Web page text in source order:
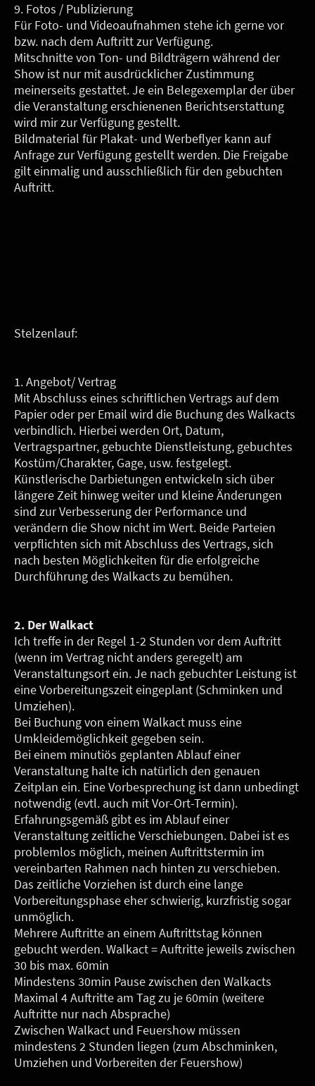
9. Fotos / Publizierung
Für Foto- und Videoaufnahmen stehe ich gerne vor
bzw. nach dem Auftritt zur Verfügung.
Mitschnitte von Ton- und Bildträgern während der
Show ist nur mit ausdrücklicher Zustimmung
meinerseits gestattet. Je ein Belegexemplar der über
die Veranstaltung erschienenen Berichtserstattung
wird mir zur Verfügung gestellt.
Bildmaterial für Plakat- und Werbeflyer kann auf
Anfrage zur Verfügung gestellt werden. Die Freigabe
gilt einmalig und ausschließlich für den gebuchten
Auftritt.
Stelzenlauf:
1. Angebot/ Vertrag
Mit Abschluss eines schriftlichen Vertrags auf dem
Papier oder per Email wird die Buchung des Walkacts
verbindlich. Hierbei werden Ort, Datum,
Vertragspartner, gebuchte Dienstleistung, gebuchtes
Kostüm/Charakter, Gage, usw. festgelegt.
Künstlerische Darbietungen entwickeln sich über
längere Zeit hinweg weiter und kleine Änderungen
sind zur Verbesserung der Performance und
verändern die Show nicht im Wert. Beide Parteien
verpflichten sich mit Abschluss des Vertrags, sich
nach besten Möglichkeiten für die erfolgreiche
Durchführung des Walkacts zu bemühen.
2. Der Walkact
Ich treffe in der Regel 1-2 Stunden vor dem Auftritt
(wenn im Vertrag nicht anders geregelt) am
Veranstaltungsort ein. Je nach gebuchter Leistung ist
eine Vorbereitungszeit eingeplant (Schminken und
Umziehen).
Bei Buchung von einem Walkact muss eine
Umkleidemöglichkeit gegeben sein.
Bei einem minutiös geplanten Ablauf einer
Veranstaltung halte ich natürlich den genauen
Zeitplan ein. Eine Vorbesprechung ist dann unbedingt
notwendig (evtl. auch mit Vor-Ort-Termin).
Erfahrungsgemäß gibt es im Ablauf einer
Veranstaltung zeitliche Verschiebungen. Dabei ist es
problemlos möglich, meinen Auftrittstermin im
vereinbarten Rahmen nach hinten zu verschieben.
Das zeitliche Vorziehen ist durch eine lange
Vorbereitungsphase eher schwierig, kurzfristig sogar
unmöglich.
Mehrere Auftritte an einem Auftrittstag können
gebucht werden. Walkact = Auftritte jeweils zwischen
30 bis max. 60min
Mindestens 30min Pause zwischen den Walkacts
Maximal 4 Auftritte am Tag zu je 60min (weitere
Auftritte nur nach Absprache)
Zwischen Walkact und Feuershow müssen
mindestens 2 Stunden liegen (zum Abschminken,
Umziehen und Vorbereiten der Feuershow)